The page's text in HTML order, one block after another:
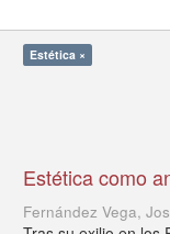
Estética ×
Estética como
Fernández Vega,